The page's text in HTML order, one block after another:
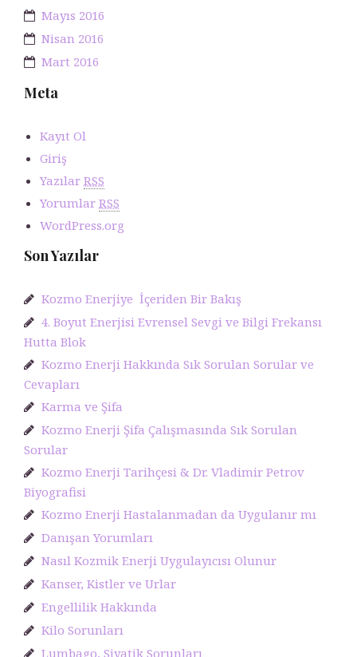
Mayıs 2016
Nisan 2016
Mart 2016
Meta
Kayıt Ol
Giriş
Yazılar RSS
Yorumlar RSS
WordPress.org
Son Yazılar
Kozmo Enerjiye İçeriden Bir Bakış
4. Boyut Enerjisi Evrensel Sevgi ve Bilgi Frekansı
Hutta Blok
Kozmo Enerji Hakkında Sık Sorulan Sorular ve
Cevapları
Karma ve Şifa
Kozmo Enerji Şifa Çalışmasında Sık Sorulan
Sorular
Kozmo Enerji Tarihçesi & Dr. Vladimir Petrov
Biyografisi
Kozmo Enerji Hastalanmadan da Uygulanır mı
Danışan Yorumları
Nasıl Kozmik Enerji Uygulayıcısı Olunur
Kanser, Kistler ve Urlar
Engellilik Hakkında
Kilo Sorunları
Lumbago, Siyatik Sorunları